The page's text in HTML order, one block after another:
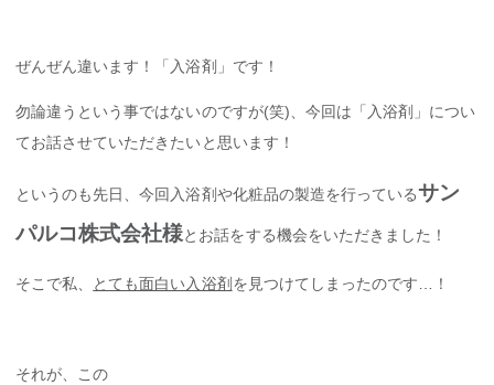
ぜんぜん違います！「入浴剤」です！
勿論違うという事ではないのですが(笑)、今回は「入浴剤」につい
てお話させていただきたいと思います！
というのも先日、今回入浴剤や化粧品の製造を行っているサン
パルコ株式会社様とお話をする機会をいただきました！
そこで私、 とても面白い入浴剤 を見つけてしまったのです…！
それが、この